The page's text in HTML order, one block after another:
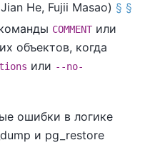
He, Fujii Masao) § §
COMMENTили
объектов, когда
или --no-
ошибки в логике
и pg_restore